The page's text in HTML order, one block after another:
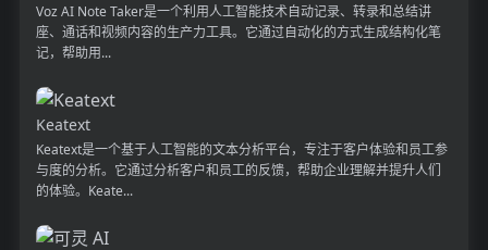
Voz AI Note Taker是一个利用人工智能技术自动记录、转录和总结讲
座、通话和视频内容的生产力工具。它通过自动化的方式生成结构化笔
记，帮助用...
Keatext
Keatext是一个基于人工智能的文本分析平台，专注于客户体验和员工参
与度的分析。它通过分析客户和员工的反馈，帮助企业理解并提升人们
的体验。Keate...